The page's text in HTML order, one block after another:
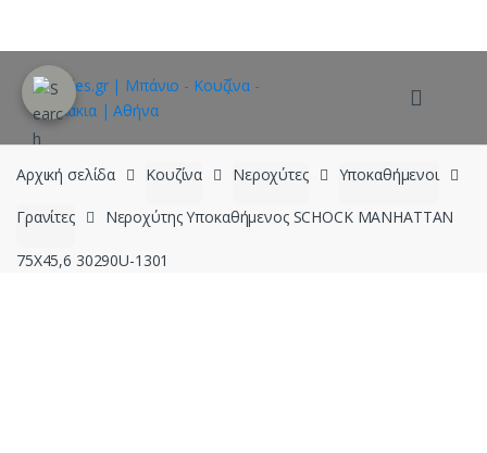
navigation
content
Αρχική σελίδα Κουζίνα Νεροχύτες Υποκαθήμενοι
Γρανίτες Νεροχύτης Υποκαθήμενος SCHOCK MANHATTAN
75X45,6 30290U-1301